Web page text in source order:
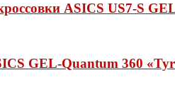
ASICS US7-S
GEL-Quantum 360